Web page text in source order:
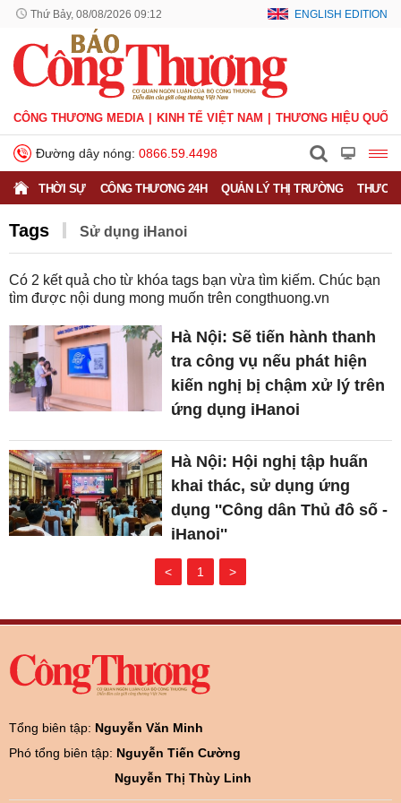
Thứ Bảy, 08/08/2026 09:12 ENGLISH EDITION
CÔNG THƯƠNG MEDIA KINH TẾ VIỆT NAM THƯƠNG HIỆU QUỐC
Đường dây nóng: 0866.59.4498
THỜI SỰ CÔNG THƯƠNG 24H QUẢN LÝ THỊ TRƯỜNG
Tags Sử dụng iHanoi
Có 2 kết quả cho từ khóa tags bạn vừa tìm kiếm. Chúc bạn
tìm được nội dung mong muốn trên congthuong.vn
Hà Nội: Sẽ tiến hành thanh
tra công vụ nếu phát hiện
kiến nghị bị chậm xử lý trên
ứng dụng iHanoi
Hà Nội: Hội nghị tập huấn
khai thác, sử dụng ứng
dụng ''Công dân Thủ đô số -
iHanoi''
< 1 >
Tổng biên tập: Nguyễn Văn Minh
Phó tổng biên tập: Nguyễn Tiến Cường
Nguyễn Thị Thùy Linh